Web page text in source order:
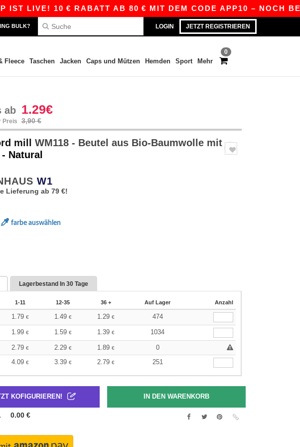
LIVE! 10 € RABATT AB 80 € MIT DEM CODE APP10 – NOCH
LOGIN JETZT REGISTRIEREN
BULK?
0
Fleece Taschen Jacken Caps und Mützen Hemden Sport Mehr
ab 1.29€
Preis 3,90 €
mill
WM118 - Beutel aus Bio-Baumwolle mit
- Natural
W1
Lieferung ab 79 €!
farbe auswählen
Lagerbestand In 30 Tage
1-11 12-35 36 + Auf Lager Anzahl
1.79 € 1.49 € 1.29 € 474
1.99 € 1.59 € 1.39 € 1034
2.79 € 2.29 € 1.89 €
0
4.09 € 3.39 € 2.79 € 251
KOFIGURIEREN!
0.00 €